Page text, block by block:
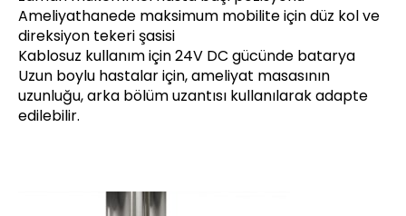
Ameliyathanede maksimum mobilite için düz kol ve
direksiyon tekeri şasisi
Kablosuz kullanım için 24V DC gücünde batarya
Uzun boylu hastalar için, ameliyat masasının
uzunluğu, arka bölüm uzantısı kullanılarak adapte
edilebilir.